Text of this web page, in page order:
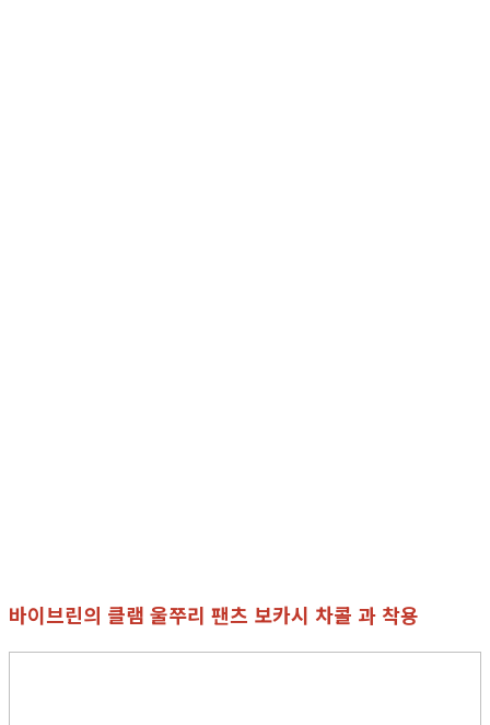
바이브린의 클램 울쭈리 팬츠 보카시 차콜 과 착용